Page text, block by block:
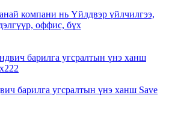
компани нь Үйлдвэр үйлчилгээ,
оффис, бүх
барилга угсралтын үнэ ханш Save